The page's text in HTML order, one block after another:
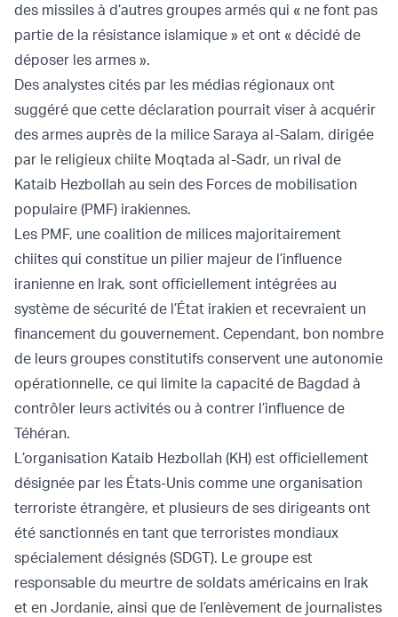
des missiles à d’autres groupes armés qui « ne font pas
partie de la résistance islamique » et ont « décidé de
déposer les armes ».
Des analystes cités par les médias régionaux ont
suggéré que cette déclaration pourrait viser à acquérir
des armes auprès de la milice Saraya al-Salam, dirigée
par le religieux chiite Moqtada al-Sadr, un rival de
Kataib Hezbollah au sein des Forces de mobilisation
populaire (PMF) irakiennes.
Les PMF, une coalition de milices majoritairement
chiites qui constitue un pilier majeur de l’influence
iranienne en Irak, sont officiellement intégrées au
système de sécurité de l’État irakien et recevraient un
financement du gouvernement. Cependant, bon nombre
de leurs groupes constitutifs conservent une autonomie
opérationnelle, ce qui limite la capacité de Bagdad à
contrôler leurs activités ou à contrer l’influence de
Téhéran.
L’organisation Kataib Hezbollah (KH) est officiellement
désignée par les États-Unis comme une organisation
terroriste étrangère, et plusieurs de ses dirigeants ont
été sanctionnés en tant que terroristes mondiaux
spécialement désignés (SDGT). Le groupe est
responsable du meurtre de soldats américains en Irak
et en Jordanie, ainsi que de l’enlèvement de journalistes